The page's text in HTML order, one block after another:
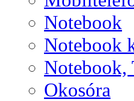
Notebook
Notebook
Notebook,
Okosóra